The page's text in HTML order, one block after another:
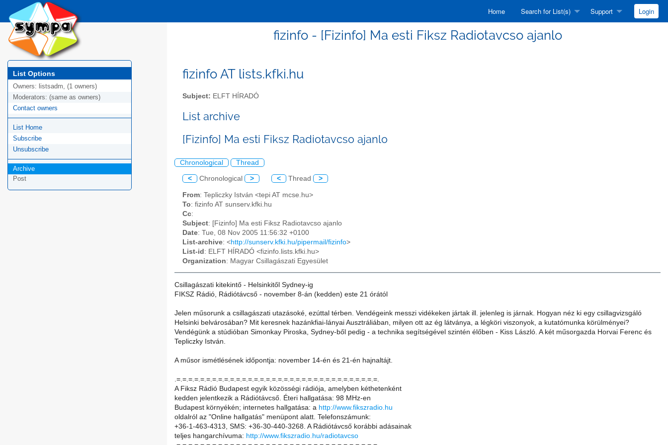
Home Search for List(s) Support Login
fizinfo - [Fizinfo] Ma esti Fiksz Radiotavcso ajanlo
List Options
Owners: listsadm, (1 owners)
Moderators: (same as owners)
Contact owners
List Home
Subscribe
Unsubscribe
Archive
Post
fizinfo AT lists.kfki.hu
Subject: ELFT HÍRADÓ
List archive
[Fizinfo] Ma esti Fiksz Radiotavcso ajanlo
Chronological Thread
< Chronological > < Thread >
From: Tepliczky István <tepi AT mcse.hu>
To: fizinfo AT sunserv.kfki.hu
Cc:
Subject: [Fizinfo] Ma esti Fiksz Radiotavcso ajanlo
Date: Tue, 08 Nov 2005 11:56:32 +0100
List-archive: <http://sunserv.kfki.hu/pipermail/fizinfo>
List-id : ELFT HÍRADÓ <fizinfo.lists.kfki.hu>
Organization: Magyar Csillagászati Egyesület
Csillagászati kitekintő - Helsinkitől Sydney-ig
FIKSZ Rádió, Rádiótávcső - november 8-án (kedden) este 21 órától
Jelen műsorunk a csillagászati utazásoké, ezúttal térben. Vendégeink messzi vidékeken jártak ill. jelenleg is járnak. Hogyan néz ki egy csillagvizsgáló
Helsinki belvárosában? Mit keresnek hazánkfiai-lányai Ausztráliában, milyen ott az ég látványa, a légköri viszonyok, a kutatómunka körülményei?
Vendégünk a stúdióban Simonkay Piroska, Sydney-ből pedig - a technika segítségével szintén élőben - Kiss László. A két műsorgazda Horvai Ferenc és
Tepliczky István.
A műsor ismétlésének időpontja: november 14-én és 21-én hajnaltájt.
.=.=.=.=.=.=.=.=.=.=.=.=.=.=.=.=.=.=.=.=.=.=.=.=.=.=.=.=.=.=.=.=.=.=.
A Fiksz Rádió Budapest egyik közösségi rádiója, amelyben kéthetenként
kedden jelentkezik a Rádiótávcső. Éteri hallgatása: 98 MHz-en
Budapest környékén; internetes hallgatása: a http://www.fikszradio.hu
oldalról az "Online hallgatás" menüpont alatt. Telefonszámunk:
+36-1-463-4313, SMS: +36-30-440-3268. A Rádiótávcső korábbi adásainak
teljes hangarchívuma: http://www.fikszradio.hu/radiotavcso